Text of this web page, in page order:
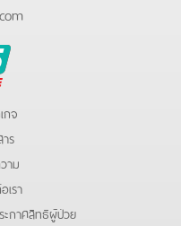
กจ
ร
าม
เรา
ะกาศสิทธิผู้ป่วย